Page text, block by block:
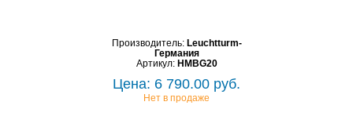
Производитель: Leuchtturm-
Германия
Артикул: HMBG20
Цена: 6 790.00 руб.
Нет в продаже